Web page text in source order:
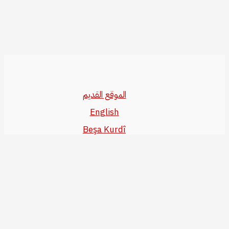
الموقع القديم
English
Beşa Kurdî